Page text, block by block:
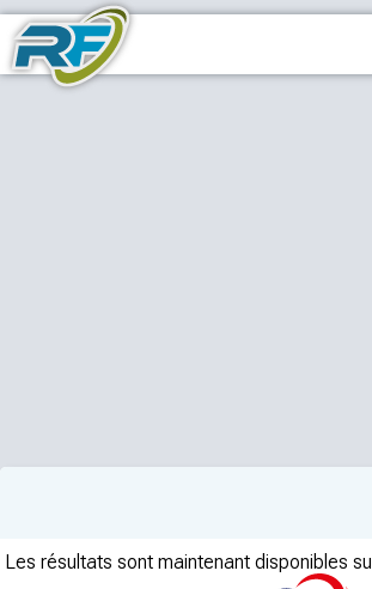
Les résultats sont maintenant disponibles